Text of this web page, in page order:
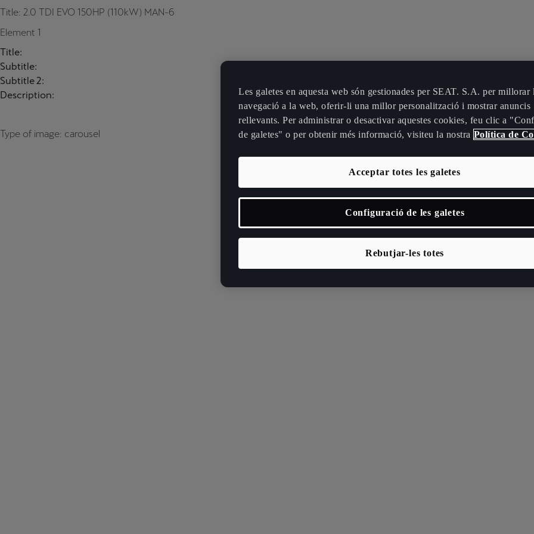
Title: 2.0 TDI EVO 150HP (110kW) MAN-6
Element 1
Title:
Subtitle:
Subtitle 2:
Description:
Type of image: carousel
Les galetes en aquesta web són gestionades per SEAT. S.A. per millorar
navegació a la web, oferir-li una millor personalització i mostrar anuncis
rellevants. Per administrar o desactivar aquestes cookies, feu clic a
de galetes" o per obtenir més informació, visiteu la nostra Política de
Rebutjar-les totes
Acceptar totes les galetes
Configuració de les galetes